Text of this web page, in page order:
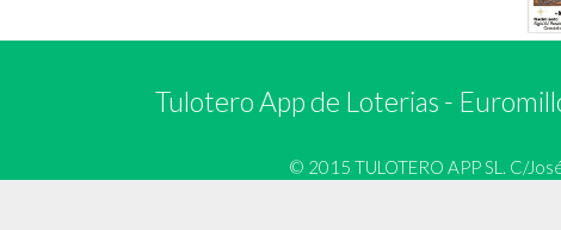
Tulotero App de Loterias -
© 2015 TULOTERO APP SL. C/